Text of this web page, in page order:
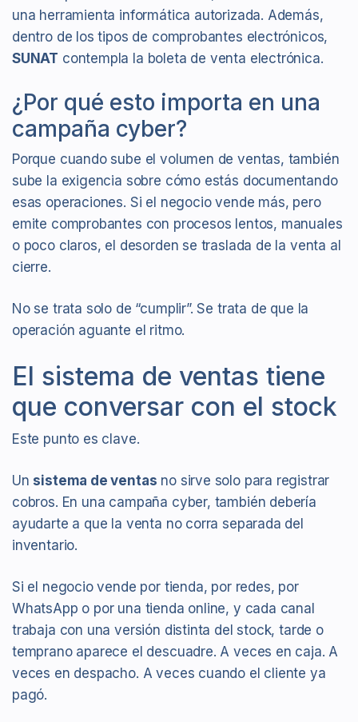
una herramienta informática autorizada. Además,
dentro de los tipos de comprobantes electrónicos,
SUNAT contempla la boleta de venta electrónica.
¿Por qué esto importa en una
campaña cyber?
Porque cuando sube el volumen de ventas, también
sube la exigencia sobre cómo estás documentando
esas operaciones. Si el negocio vende más, pero
emite comprobantes con procesos lentos, manuales
o poco claros, el desorden se traslada de la venta al
cierre.
No se trata solo de “cumplir”. Se trata de que la
operación aguante el ritmo.
El sistema de ventas tiene
que conversar con el stock
Este punto es clave.
Un sistema de ventas no sirve solo para registrar
cobros. En una campaña cyber, también debería
ayudarte a que la venta no corra separada del
inventario.
Si el negocio vende por tienda, por redes, por
WhatsApp o por una tienda online, y cada canal
trabaja con una versión distinta del stock, tarde o
temprano aparece el descuadre. A veces en caja. A
veces en despacho. A veces cuando el cliente ya
pagó.